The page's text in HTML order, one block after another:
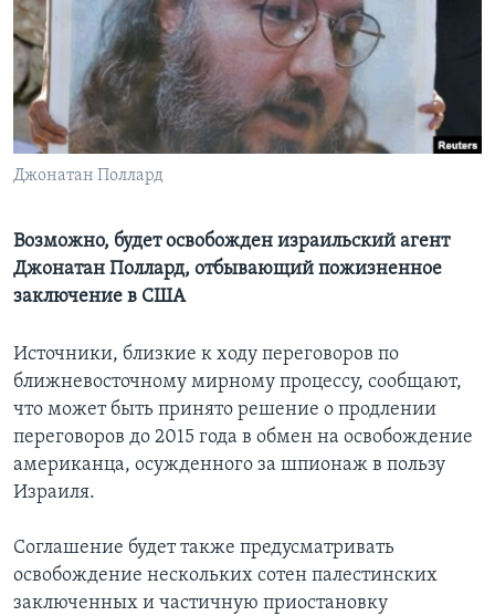
Learning English
СОЦИАЛЬНЫЕ СЕТИ
Джонатан Поллард
Возможно, будет освобожден израильский агент
Джонатан Поллард, отбывающий пожизненное
заключение в США
Источники, близкие к ходу переговоров по
ближневосточному мирному процессу, сообщают,
что может быть принято решение о продлении
переговоров до 2015 года в обмен на освобождение
американца, осужденного за шпионаж в пользу
Израиля.
Соглашение будет также предусматривать
освобождение нескольких сотен палестинских
заключенных и частичную приостановку